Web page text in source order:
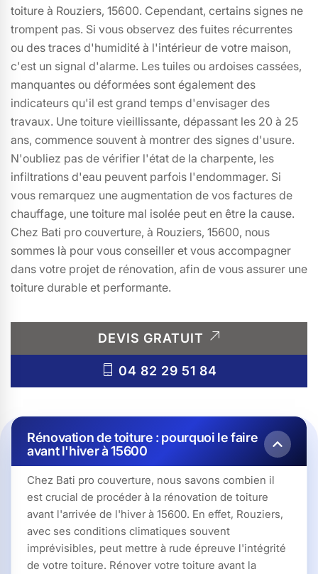
toiture à Rouziers, 15600. Cependant, certains signes ne
trompent pas. Si vous observez des fuites récurrentes
ou des traces d'humidité à l'intérieur de votre maison,
c'est un signal d'alarme. Les tuiles ou ardoises cassées,
manquantes ou déformées sont également des
indicateurs qu'il est grand temps d'envisager des
travaux. Une toiture vieillissante, dépassant les 20 à 25
ans, commence souvent à montrer des signes d'usure.
N'oubliez pas de vérifier l'état de la charpente, les
infiltrations d'eau peuvent parfois l'endommager. Si
vous remarquez une augmentation de vos factures de
chauffage, une toiture mal isolée peut en être la cause.
Chez Bati pro couverture, à Rouziers, 15600, nous
sommes là pour vous conseiller et vous accompagner
dans votre projet de rénovation, afin de vous assurer une
toiture durable et performante.
DEVIS GRATUIT
04 82 29 51 84
Rénovation de toiture : pourquoi le faire
avant l'hiver à 15600
Chez Bati pro couverture, nous savons combien il
est crucial de procéder à la rénovation de toiture
avant l'arrivée de l'hiver à 15600. En effet, Rouziers,
avec ses conditions climatiques souvent
imprévisibles, peut mettre à rude épreuve l'intégrité
de votre toiture. Rénover votre toiture avant la